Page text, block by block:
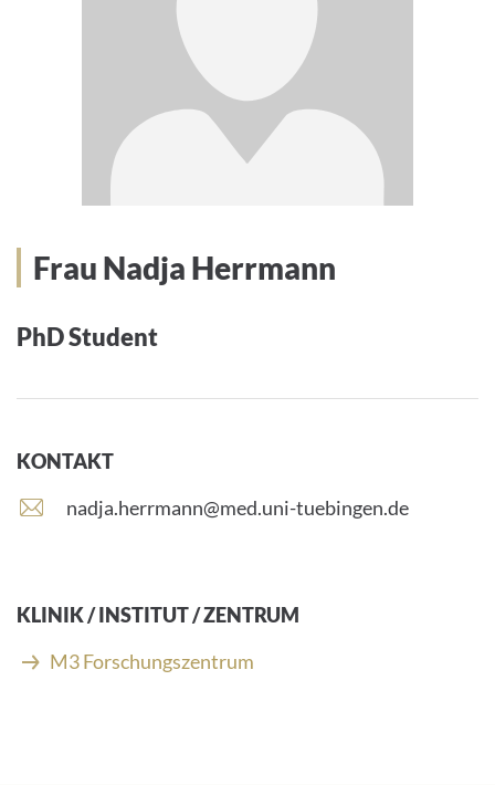
Frau Nadja Herrmann
PhD Student
KONTAKT
E
i
l
-
A
nadja.herrmann@med.uni-tuebingen.de
KLINIK / INSTITUT / ZENTRUM
M3 Forschungszentrum